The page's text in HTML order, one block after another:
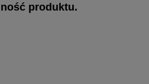
produktu.